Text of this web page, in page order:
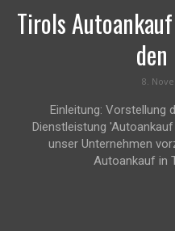
Tirols
8.
Einleitung: Vorstellung
Dienstleistung
unser Unternehmen
Autoankauf in